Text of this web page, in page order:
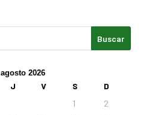
agosto 2026
J V S
D
1
2